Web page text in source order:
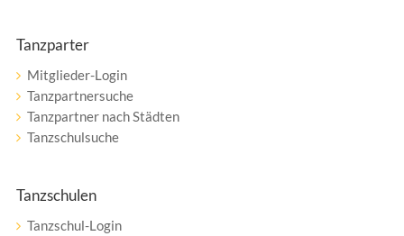
Tanzparter
Mitglieder-Login
Tanzpartnersuche
Tanzpartner nach Städten
Tanzschulsuche
Tanzschulen
Tanzschul-Login